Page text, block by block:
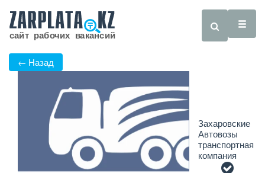
← Назад
Захаровские
Автовозы
транспортная
компания